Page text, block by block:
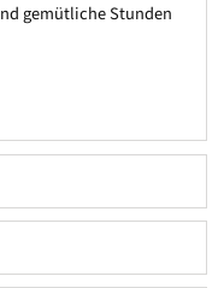
gemütliche Stunden